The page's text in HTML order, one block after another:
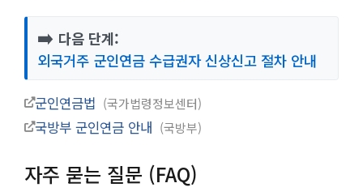
➡️ 다음 단계:
외국거주 군인연금 수급권자 신상신고 절차 안내
군인연금법 국가법령정보센터
국방부 군인연금 안내 국방부
자주 묻는 질문 (FAQ)